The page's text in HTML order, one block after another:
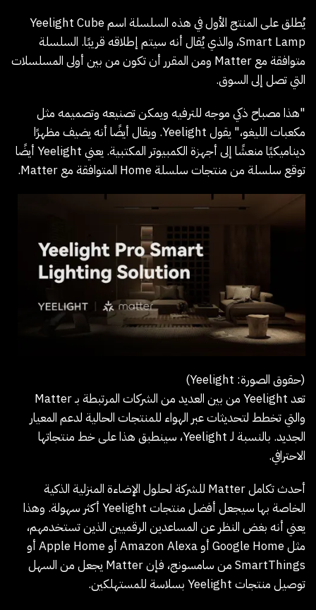
يُطلق على المنتج الأول في هذه السلسلة اسم Yeelight Cube
Smart Lamp، والذي يُقال أنه سيتم إطلاقه قريبًا. السلسلة
متوافقة مع Matter ومن المقرر أن تكون من بين أولى المسلسلات
التي تصل إلى السوق.
"هذا مصباح ذكي موجه للترفيه ويمكن تصنيعه وتصميمه مثل
مكعبات الليغو،" يقول Yeelight. ويقال أيضًا أنه يضيف مظهرًا
ديناميكيًا منعشًا إلى أجهزة الكمبيوتر المكتبية. يعني Yeelight أيضًا
توقع سلسلة من منتجات سلسلة Home المتوافقة مع Matter.
(حقوق الصورة: Yeelight)
تعد Yeelight من بين العديد من الشركات المرتبطة بـ Matter
والتي تخطط لتحديثات عبر الهواء للمنتجات الحالية لدعم المعيار
الجديد. بالنسبة لـ Yeelight، سينطبق هذا على خط منتجاتها
الاحترافي.
أحدث تكامل Matter للشركة لحلول الإضاءة المنزلية الذكية
الخاصة بها سيجعل أفضل منتجات Yeelight أكثر سهولة. وهذا
يعني أنه بغض النظر عن المساعدين الرقميين الذين تستخدمهم،
مثل Google Home أو Amazon Alexa أو Apple Home أو
SmartThings من سامسونج، فإن Matter يجعل من السهل
توصيل منتجات Yeelight بسلاسة للمستهلكين.